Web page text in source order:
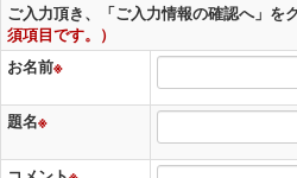
ご入力頂き、「ご入力情報の確認へ」を
須項目です。）
お名前※
題名※